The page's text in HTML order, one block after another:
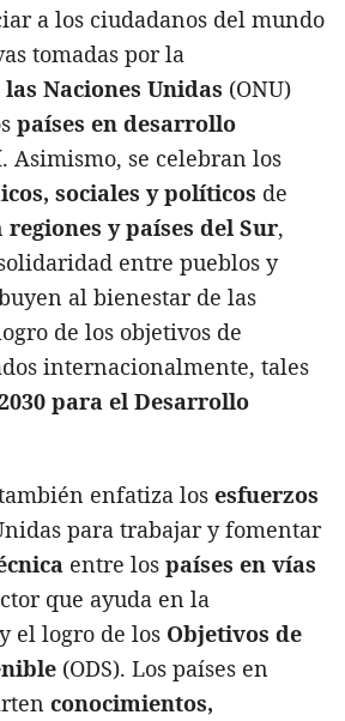
a los ciudadanos del mundo
tomadas por la
las Naciones Unidas (ONU)
países en desarrollo
Asimismo, se celebran los
sociales y políticos de
regiones y países del Sur,
entre pueblos y
al bienestar de las
de los objetivos de
internacionalmente, tales
para el Desarrollo
enfatiza los esfuerzos
para trabajar y fomentar
entre los países en vías
que ayuda en la
el logro de los Objetivos de
(ODS). Los países en
conocimientos,